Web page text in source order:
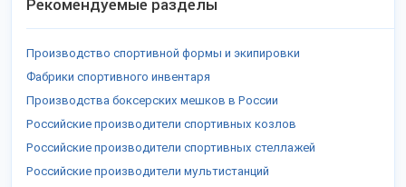
Рекомендуемые разделы
Производство спортивной формы и экипировки
Фабрики спортивного инвентаря
Производства боксерских мешков в России
Российские производители спортивных козлов
Российские производители спортивных стеллажей
Российские производители мультистанций